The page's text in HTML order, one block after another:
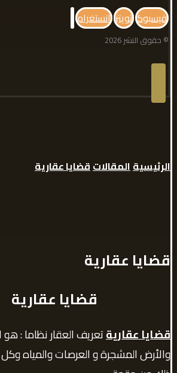
فيسبوك تويتر انستغرام
© حقوق النشر 2026
الرئيسيةالمقالاتقضايا عقارية
قضايا عقارية
قضايا عقارية
قضايا عقاريةتعريف العقار نظاما : هو
والأرض المشجرة و العرصات والمياه